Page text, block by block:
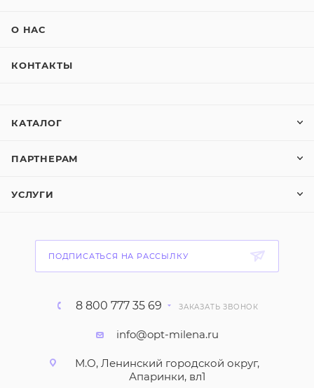
О НАС
КОНТАКТЫ
КАТАЛОГ
ПАРТНЕРАМ
УСЛУГИ
ПОДПИСАТЬСЯ НА РАССЫЛКУ
8 800 777 35 69 ЗАКАЗАТЬ ЗВОНОК
info@opt-milena.ru
М.О, Ленинский городской округ,
Апаринки, вл1